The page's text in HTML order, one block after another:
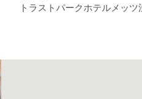
トラストパークホテルメッツ